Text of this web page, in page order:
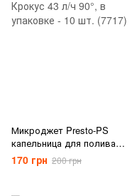
Микроджет Presto-PS
капельница для полива
Крокус 43 л/ч 90°, в упаковке
- 10 шт. (7717)
170 грн 200 грн